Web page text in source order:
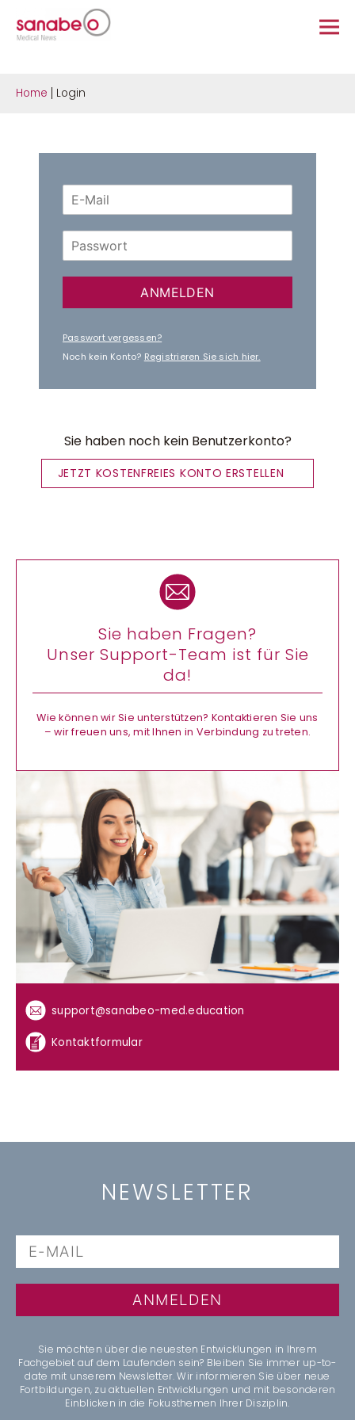
Home Login
ANMELDEN
Passwort vergessen?
Noch kein Konto? Registrieren Sie sich hier.
Sie haben noch kein Benutzerkonto?
JETZT KOSTENFREIES KONTO ERSTELLEN
Sie haben Fragen?
Unser Support-Team ist für Sie
da!
Wie können wir Sie unterstützen? Kontaktieren Sie uns
– wir freuen uns, mit Ihnen in Verbindung zu treten.
support@sanabeo-med.education
Kontaktformular
NEWSLETTER
ANMELDEN
Sie möchten über die neuesten Entwicklungen in Ihrem
Fachgebiet auf dem Laufenden sein? Bleiben Sie immer up-to-
date mit unserem Newsletter. Wir informieren Sie über neue
Fortbildungen, zu aktuellen Entwicklungen und mit besonderen
Einblicken in die Fokusthemen Ihrer Disziplin.